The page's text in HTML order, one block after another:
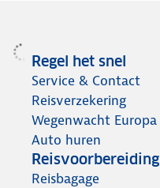
Regel het snel
Service & Contact
Reisverzekering
Wegenwacht Europa
Auto huren
Reisvoorbereiding
Reisbagage